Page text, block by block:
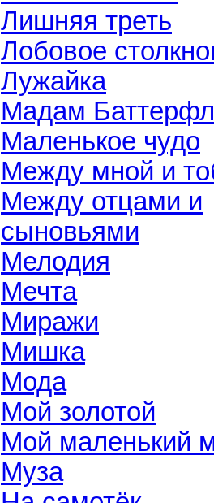
Лишняя треть
Лобовое
Лужайка
Мадам
Маленькое чудо
Между мной и
Между отцами и
сыновьями
Мелодия
Мечта
Миражи
Мишка
Мода
Мой золотой
Мой маленький
Муза